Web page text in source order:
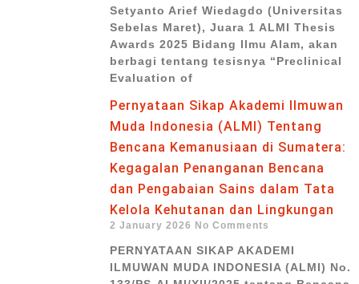
Setyanto Arief Wiedagdo (Universitas
Sebelas Maret), Juara 1 ALMI Thesis
Awards 2025 Bidang Ilmu Alam, akan
berbagi tentang tesisnya “Preclinical
Evaluation of
Pernyataan Sikap Akademi Ilmuwan
Muda Indonesia (ALMI) Tentang
Bencana Kemanusiaan di Sumatera:
Kegagalan Penanganan Bencana
dan Pengabaian Sains dalam Tata
Kelola Kehutanan dan Lingkungan
2 January 2026 No Comments
PERNYATAAN SIKAP AKADEMI
ILMUWAN MUDA INDONESIA (ALMI) No.